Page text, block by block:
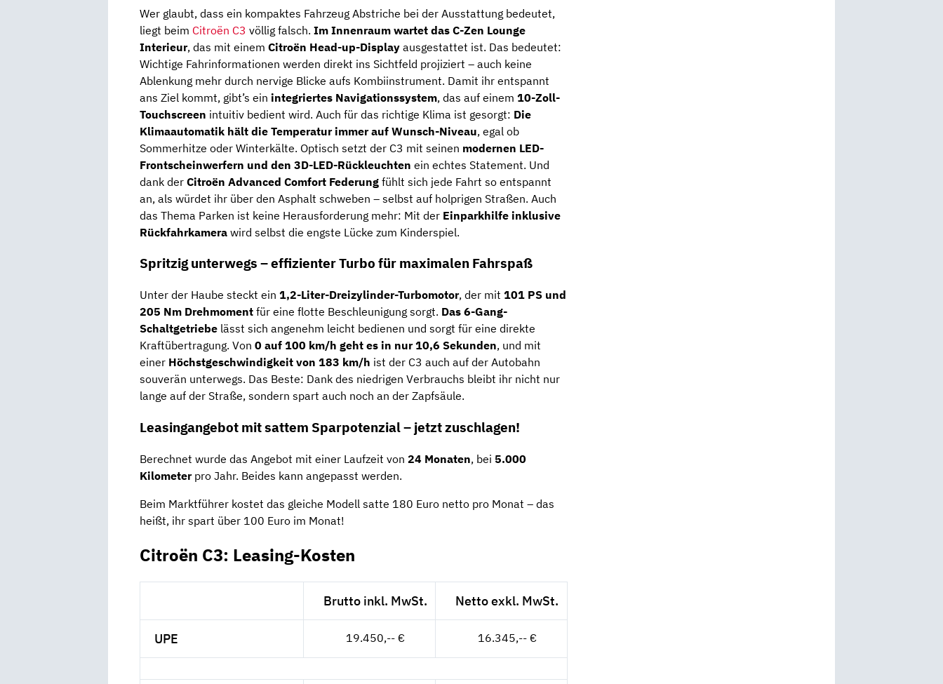
Wer glaubt, dass ein kompaktes Fahrzeug Abstriche bei der Ausstattung bedeutet,
liegt beim Citroën C3 völlig falsch. Im Innenraum wartet das C-Zen Lounge
Interieur, das mit einem Citroën Head-up-Display ausgestattet ist. Das bedeutet:
Wichtige Fahrinformationen werden direkt ins Sichtfeld projiziert – auch keine
Ablenkung mehr durch nervige Blicke aufs Kombiinstrument. Damit ihr entspannt
ans Ziel kommt, gibt’s ein integriertes Navigationssystem, das auf einem 10-Zoll-
Touchscreen intuitiv bedient wird. Auch für das richtige Klima ist gesorgt: Die
Klimaautomatik hält die Temperatur immer auf Wunsch-Niveau, egal ob
Sommerhitze oder Winterkälte. Optisch setzt der C3 mit seinen modernen LED-
Frontscheinwerfern und den 3D-LED-Rückleuchten ein echtes Statement. Und
dank der Citroën Advanced Comfort Federung fühlt sich jede Fahrt so entspannt
an, als würdet ihr über den Asphalt schweben – selbst auf holprigen Straßen. Auch
das Thema Parken ist keine Herausforderung mehr: Mit der Einparkhilfe inklusive
Rückfahrkamera wird selbst die engste Lücke zum Kinderspiel.
Spritzig unterwegs – effizienter Turbo für maximalen Fahrspaß
Unter der Haube steckt ein 1,2-Liter-Dreizylinder-Turbomotor, der mit 101 PS und
205 Nm Drehmoment für eine flotte Beschleunigung sorgt. Das 6-Gang-
Schaltgetriebe lässt sich angenehm leicht bedienen und sorgt für eine direkte
Kraftübertragung. Von 0 auf 100 km/h geht es in nur 10,6 Sekunden, und mit
einer Höchstgeschwindigkeit von 183 km/h ist der C3 auch auf der Autobahn
souverän unterwegs. Das Beste: Dank des niedrigen Verbrauchs bleibt ihr nicht nur
lange auf der Straße, sondern spart auch noch an der Zapfsäule.
Leasingangebot mit sattem Sparpotenzial – jetzt zuschlagen!
Berechnet wurde das Angebot mit einer Laufzeit von 24 Monaten, bei 5.000
Kilometerpro Jahr. Beides kann angepasst werden.
Beim Marktführer kostet das gleiche Modell satte 180 Euro netto pro Monat – das
heißt, ihr spart über 100 Euro im Monat!
Citroën C3: Leasing-Kosten
Brutto inkl. MwSt. Netto exkl. MwSt.
UPE 19.450,-- € 16.345,-- €